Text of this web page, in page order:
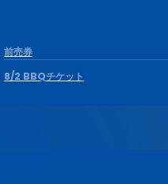
前売券
8/2 BBQチケット